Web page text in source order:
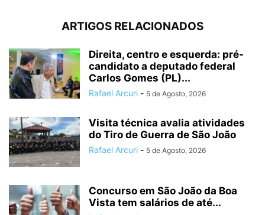
ARTIGOS RELACIONADOS
Direita, centro e esquerda: pré-
candidato a deputado federal
Carlos Gomes (PL)...
Rafael Arcuri - 5 de Agosto, 2026
Visita técnica avalia atividades
do Tiro de Guerra de São João
Rafael Arcuri - 5 de Agosto, 2026
Concurso em São João da Boa
Vista tem salários de até...